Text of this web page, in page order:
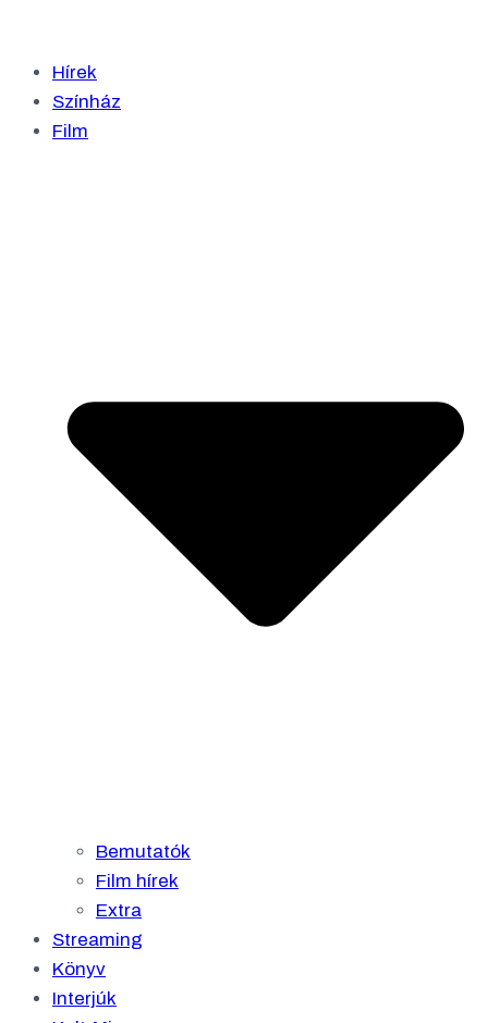
Hírek
Színház
Film
Bemutatók
Film hírek
Extra
Streaming
Könyv
Interjúk